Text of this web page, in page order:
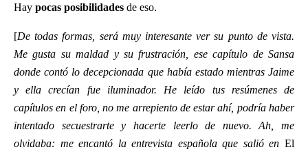
Hay pocas posibilidades de eso.
[De todas formas, será muy interesante ver su punto de vista.
Me gusta su maldad y su frustración, ese capítulo de Sansa
donde contó lo decepcionada que había estado mientras Jaime
y ella crecían fue iluminador. He leído tus resúmenes de
capítulos en el foro, no me arrepiento de estar ahí, podría haber
intentado secuestrarte y hacerte leerlo de nuevo. Ah, me
olvidaba: me encantó la entrevista española que salió en El